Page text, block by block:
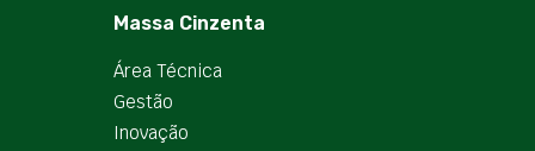
Massa Cinzenta
Área Técnica
Gestão
Inovação